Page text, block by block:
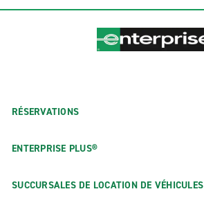
RÉSERVATIONS
ENTERPRISE PLUS®
SUCCURSALES DE LOCATION DE VÉHICULES